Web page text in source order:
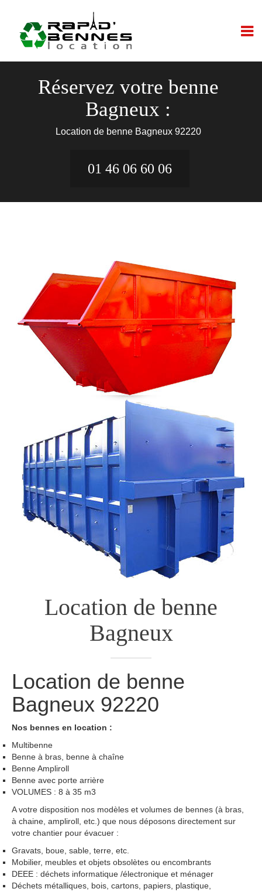
Réservez votre benne
Bagneux :
Location de benne Bagneux 92220
01 46 06 60 06
Location de benne
Bagneux
Location de benne
Bagneux 92220
Nos bennes en location :
Multibenne
Benne à bras, benne à chaîne
Benne Ampliroll
Benne avec porte arrière
VOLUMES : 8 à 35 m3
A votre disposition nos modèles et volumes de bennes (à bras,
à chaine, ampliroll, etc.) que nous déposons directement sur
votre chantier pour évacuer :
Gravats, boue, sable, terre, etc.
Mobilier, meubles et objets obsolètes ou encombrants
DEEE : déchets informatique /électronique et ménager
Déchets métalliques, bois, cartons, papiers, plastique,